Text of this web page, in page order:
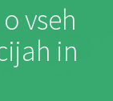
o vseh
in